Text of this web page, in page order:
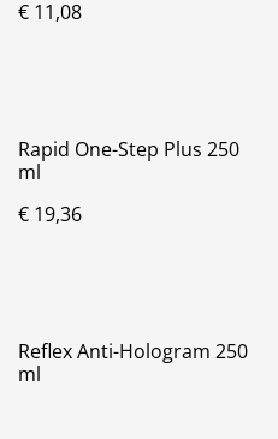
€ 11,08
Rapid One-Step Plus 250
ml
€ 19,36
Reflex Anti-Hologram 250
ml